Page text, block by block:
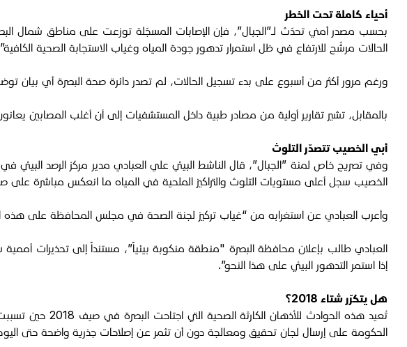
أحياء كاملة تحت الخطر
بحسب مصدر أمني تحدّث لـ”الجبال”، فإن الإصابات المسجّلة توزعت على مناطق شمال
الحالات مرشّح للارتفاع في ظل استمرار تدهور جودة المياه وغياب الاستجابة الصحية
ورغم مرور أكثر من أسبوع على بدء تسجيل الحالات، لم تصدر دائرة صحة البصرة أي بيان
بالمقابل، تشير تقارير أولية من مصادر طبية داخل المستشفيات إلى أن أغلب المصابين
أبي الخصيب تتصدّر التلوث
وفي تصريح خاص لمنة ”الجبال”، قال الناشط البيئي علي العبادي مدير مركز الرصد
الخصيب سجل أعلى مستويات التلوث والتراكيز الملحية في المياه ما انعكس مباشرة على
وأعرب العبادي عن استغرابه من “غياب تركيز لجنة الصحة في مجلس المحافظة على هذه
إذا استمر التدهور البيئي على هذا النحو”.
هل يتكرّر شتاء 2018؟
الحكومة على إرسال لجان تحقيق ومعالجة دون أن تثمر عن إصلاحات جذرية واضحة حتى